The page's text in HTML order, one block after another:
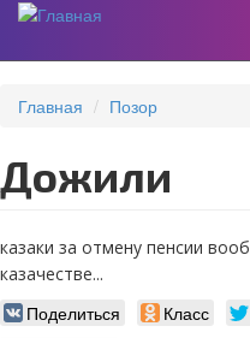
основному
Главная Позор
Дожили
казаки за отмену пенсии
казачестве...
Поделиться Класс